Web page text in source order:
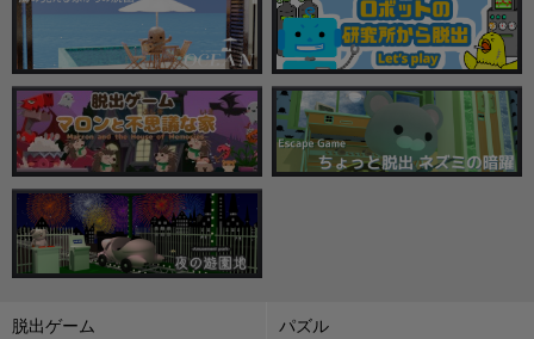
脱出ゲーム パズル